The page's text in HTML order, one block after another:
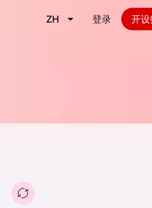
ZH 登录 开